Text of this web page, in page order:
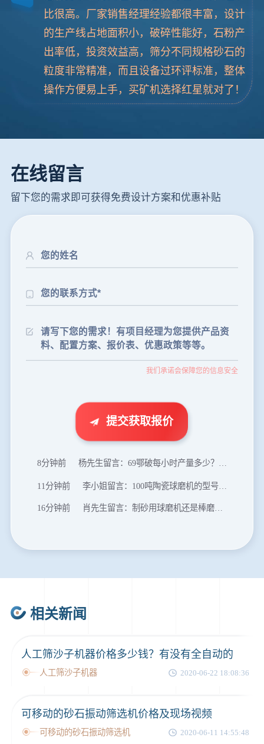
比很高。厂家销售经理经验都很丰富，设计
的生产线占地面积小，破碎性能好，石粉产
出率低，投资效益高，筛分不同规格砂石的
粒度非常精准，而且设备过环评标准，整体
操作方便易上手，买矿机选择红星就对了！
在线留言
留下您的需求即可获得免费设计方案和优惠补贴
我们承诺会保障您的信息安全
提交获取报价
24分钟前 朱先生留言：制砂机3000吨一套多少钱？
35分钟前 张先生留言：碎石机有几种型号？碎石机械设备一套价格？
46分钟前 武先生留言：年产100万吨机制砂，用什么设备？
谢先生留言：球磨机多少钱一台？提供型号和参数。
陈先生留言：每小时100吨建筑垃圾粉碎机？推荐用什么型号？
杨先生留言：69鄂破每小时产量多少？参数和工作视频。
11分钟前 李小姐留言：100吨陶瓷球磨机的型号和参数？
16分钟前 肖先生留言：制砂用球磨机还是棒磨机？每小时100吨价格。
20分钟前 马先生留言：提供移动破碎机图片价格表。
35分钟前 张先生留言：碎石机有几种型号？碎石机械设备一套价格？
2分钟前 王先生留言：建一条石料破碎生产线，规模300吨/小时，提供设备选型和报价。
相关新闻
人工筛沙子机器价格多少钱？有没有全自动的
人工筛沙子机器 2020-06-22 18:08:36
可移动的砂石振动筛选机价格及现场视频
可移动的砂石振动筛选机 2020-06-11 14:55:48